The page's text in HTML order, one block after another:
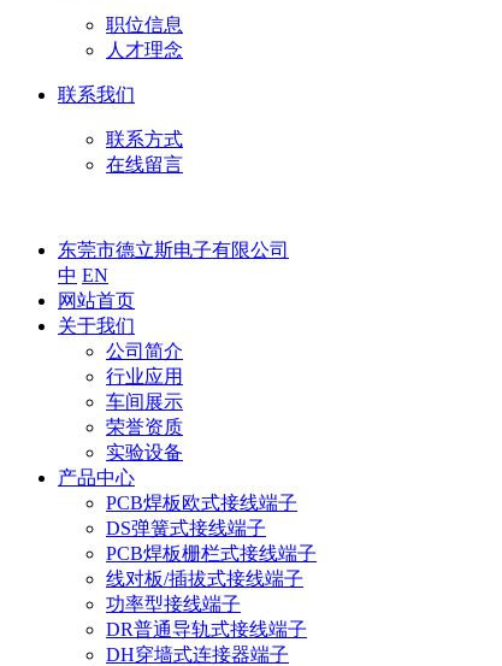
职位信息
人才理念
联系我们
联系方式
在线留言
东莞市德立斯电子有限公司
中 EN
网站首页
关于我们
公司简介
行业应用
车间展示
荣誉资质
实验设备
产品中心
PCB焊板欧式接线端子
DS弹簧式接线端子
PCB焊板栅栏式接线端子
线对板/插拔式接线端子
功率型接线端子
DR普通导轨式接线端子
DH穿墙式连接器端子